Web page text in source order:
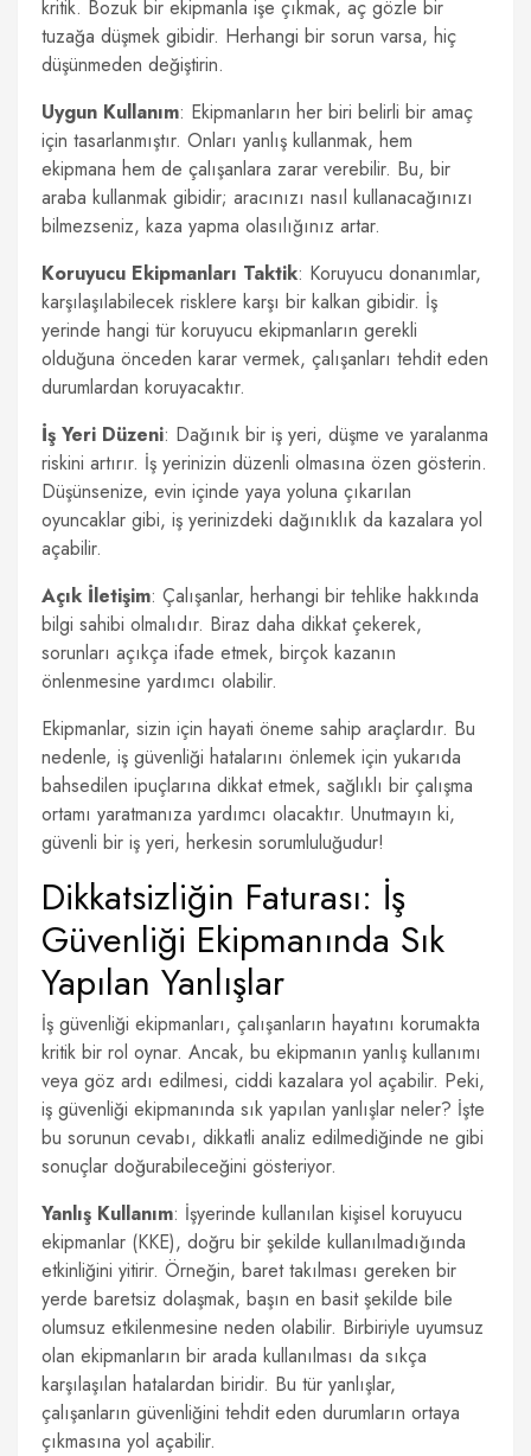
kritik. Bozuk bir ekipmanla işe çıkmak, aç gözle bir
tuzağa düşmek gibidir. Herhangi bir sorun varsa, hiç
düşünmeden değiştirin.
Uygun Kullanım: Ekipmanların her biri belirli bir amaç
için tasarlanmıştır. Onları yanlış kullanmak, hem
ekipmana hem de çalışanlara zarar verebilir. Bu, bir
araba kullanmak gibidir; aracınızı nasıl kullanacağınızı
bilmezseniz, kaza yapma olasılığınız artar.
Koruyucu Ekipmanları Taktik: Koruyucu donanımlar,
karşılaşılabilecek risklere karşı bir kalkan gibidir. İş
yerinde hangi tür koruyucu ekipmanların gerekli
olduğuna önceden karar vermek, çalışanları tehdit eden
durumlardan koruyacaktır.
İş Yeri Düzeni: Dağınık bir iş yeri, düşme ve yaralanma
riskini artırır. İş yerinizin düzenli olmasına özen gösterin.
Düşünsenize, evin içinde yaya yoluna çıkarılan
oyuncaklar gibi, iş yerinizdeki dağınıklık da kazalara yol
açabilir.
Açık İletişim: Çalışanlar, herhangi bir tehlike hakkında
bilgi sahibi olmalıdır. Biraz daha dikkat çekerek,
sorunları açıkça ifade etmek, birçok kazanın
önlenmesine yardımcı olabilir.
Ekipmanlar, sizin için hayati öneme sahip araçlardır. Bu
nedenle, iş güvenliği hatalarını önlemek için yukarıda
bahsedilen ipuçlarına dikkat etmek, sağlıklı bir çalışma
ortamı yaratmanıza yardımcı olacaktır. Unutmayın ki,
güvenli bir iş yeri, herkesin sorumluluğudur!
Dikkatsizliğin Faturası: İş
Güvenliği Ekipmanında Sık
Yapılan Yanlışlar
İş güvenliği ekipmanları, çalışanların hayatını korumakta
kritik bir rol oynar. Ancak, bu ekipmanın yanlış kullanımı
veya göz ardı edilmesi, ciddi kazalara yol açabilir. Peki,
iş güvenliği ekipmanında sık yapılan yanlışlar neler? İşte
bu sorunun cevabı, dikkatli analiz edilmediğinde ne gibi
sonuçlar doğurabileceğini gösteriyor.
Yanlış Kullanım: İşyerinde kullanılan kişisel koruyucu
ekipmanlar (KKE), doğru bir şekilde kullanılmadığında
etkinliğini yitirir. Örneğin, baret takılması gereken bir
yerde baretsiz dolaşmak, başın en basit şekilde bile
olumsuz etkilenmesine neden olabilir. Birbiriyle uyumsuz
olan ekipmanların bir arada kullanılması da sıkça
karşılaşılan hatalardan biridir. Bu tür yanlışlar,
çalışanların güvenliğini tehdit eden durumların ortaya
çıkmasına yol açabilir.